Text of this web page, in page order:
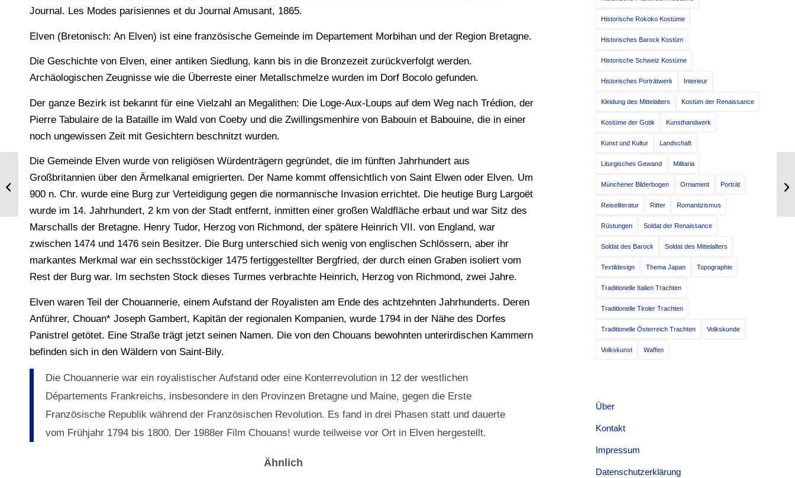
Journal. Les Modes parisiennes et du Journal Amusant, 1865.
Elven (Bretonisch: An Elven) ist eine französische Gemeinde im Departement Morbihan und der Region Bretagne.
Die Geschichte von Elven, einer antiken Siedlung, kann bis in die Bronzezeit zurückverfolgt werden.
Archäologischen Zeugnisse wie die Überreste einer Metallschmelze wurden im Dorf Bocolo gefunden.
Der ganze Bezirk ist bekannt für eine Vielzahl an Megalithen: Die Loge-Aux-Loups auf dem Weg nach Trédion, der
Pierre Tabulaire de la Bataille im Wald von Coeby und die Zwillingsmenhire von Babouin et Babouine, die in einer
noch ungewissen Zeit mit Gesichtern beschnitzt wurden.
Die Gemeinde Elven wurde von religiösen Würdenträgern gegründet, die im fünften Jahrhundert aus
Großbritannien über den Ärmelkanal emigrierten. Der Name kommt offensichtlich von Saint Elwen oder Elven. Um
900 n. Chr. wurde eine Burg zur Verteidigung gegen die normannische Invasion errichtet. Die heutige Burg Largoët
wurde im 14. Jahrhundert, 2 km von der Stadt entfernt, inmitten einer großen Waldfläche erbaut und war Sitz des
Marschalls der Bretagne. Henry Tudor, Herzog von Richmond, der spätere Heinrich VII. von England, war
zwischen 1474 und 1476 sein Besitzer. Die Burg unterschied sich wenig von englischen Schlössern, aber ihr
markantes Merkmal war ein sechsstöckiger 1475 fertiggestellter Bergfried, der durch einen Graben isoliert vom
Rest der Burg war. Im sechsten Stock dieses Turmes verbrachte Heinrich, Herzog von Richmond, zwei Jahre.
Elven waren Teil der Chouannerie, einem Aufstand der Royalisten am Ende des achtzehnten Jahrhunderts. Deren
Anführer, Chouan* Joseph Gambert, Kapitän der regionalen Kompanien, wurde 1794 in der Nähe des Dorfes
Panistrel getötet. Eine Straße trägt jetzt seinen Namen. Die von den Chouans bewohnten unterirdischen Kammern
befinden sich in den Wäldern von Saint-Bily.
Die Chouannerie war ein royalistischer Aufstand oder eine Konterrevolution in 12 der westlichen
Départements Frankreichs, insbesondere in den Provinzen Bretagne und Maine, gegen die Erste
Französische Republik während der Französischen Revolution. Es fand in drei Phasen statt und dauerte
vom Frühjahr 1794 bis 1800. Der 1988er Film Chouans! wurde teilweise vor Ort in Elven hergestellt.
Ähnlich
Historische Rokoko Kostüme
Historisches Barock Kostüm
Historische Schweiz Kostüme
Historisches Porträtwerk Interieur
Kleidung des Mittelalters Kostüm der Renaissance
Kostüme der Gotik Kunsthandwerk
Kunst und Kultur Landschaft
Liturgisches Gewand Militaria
Münchener Bilderbogen Ornament Porträt
Reiseliteratur Ritter Romantizismus
Rüstungen Soldat der Renaissance
Soldat des Barock Soldat des Mittelalters
Textildesign Thema Japan Topographie
Traditionelle Italien Trachten
Traditionelle Tiroler Trachten
Traditionelle Österreich Trachten Volkskunde
Volkskunst Waffen
Über
Kontakt
Impressum
Datenschutzerklärung
Juwelen, Schmuck. Assyrien,
Mesopotamien.